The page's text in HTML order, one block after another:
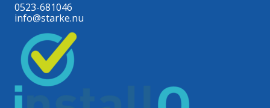
0523-681046
info@starke.nu